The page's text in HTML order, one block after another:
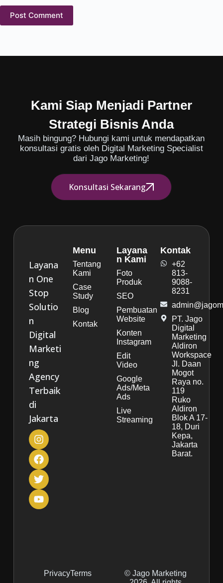
Post Comment
Kami Siap Menjadi Partner
Strategi Bisnis Anda
Masih bingung? Hubungi kami untuk mendapatkan
konsultasi gratis oleh Digital Marketing Specialist
dari Jago Marketing!
Konsultasi Sekarang
Layana
n One
Stop
Solutio
n
Digital
Marketi
ng
Agency
Terbaik
di
Jakarta
Menu
Tentang
Kami
Case
Study
Blog
Kontak
Layana
n Kami
Foto
Produk
SEO
Pembuatan
Website
Konten
Instagram
Edit
Video
Google
Ads/Meta
Ads
Live
Streaming
Kontak
+62
813-
9088-
8231
PT. Jago
Digital
Marketing
Aldiron
Workspace
Jl. Daan
Mogot
Raya no.
119
Ruko
Aldiron
Blok A 17-
18, Duri
Kepa,
Jakarta
Barat.
PrivacyTerms
© Jago Marketing